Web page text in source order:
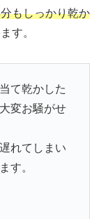
もしっかり乾か
す。
て乾かした
変お騒がせ
れてしまい
す。